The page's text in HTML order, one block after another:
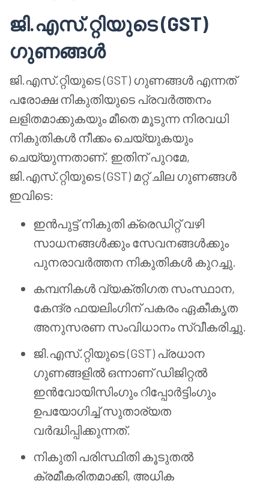
ജി.എസ്.റ്റിയുടെ (GST)
ഗുണങ്ങൾ
ജി.എസ്.റ്റിയുടെ (GST) ഗുണങ്ങൾ എന്നത്
പരോക്ഷ നികുതിയുടെ പ്രവർത്തനം
ലളിതമാക്കുകയും മീതെ മൂടുന്ന നിരവധി
നികുതികൾ നീക്കം ചെയ്യുകയും
ചെയ്യുന്നതാണ്. ഇതിന് പുറമേ,
ജി.എസ്.റ്റിയുടെ (GST) മറ്റ് ചില ഗുണങ്ങൾ
ഇവിടെ:
ഇൻപുട്ട് നികുതി ക്രെഡിറ്റ് വഴി
സാധനങ്ങൾക്കും സേവനങ്ങൾക്കും
പുനരാവർത്തന നികുതികൾ കുറച്ചു.
കമ്പനികൾ വ്യക്തിഗത സംസ്ഥാന,
കേന്ദ്ര ഫയലിംഗിന് പകരം ഏകീകൃത
അനുസരണ സംവിധാനം സ്വീകരിച്ചു.
ജി.എസ്.റ്റിയുടെ (GST) പ്രധാന
ഗുണങ്ങളിൽ ഒന്നാണ് ഡിജിറ്റൽ
ഇൻവോയിസിംഗും റിപ്പോർട്ടിംഗും
ഉപയോഗിച്ച് സുതാര്യത
വർദ്ധിപ്പിക്കുന്നത്.
നികുതി പരിസ്ഥിതി കൂടുതൽ
ക്രമീകരിതമാക്കി, അധിക